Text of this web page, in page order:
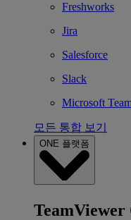
Freshworks
Jira
Salesforce
Slack
Microsoft
모든 통합 보기
ONE 플랫폼